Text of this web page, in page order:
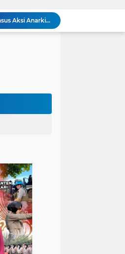
Ditreskrimum Polda Banten Tetapkan Dua Tersangka Kasus Aksi Anarkis dan Penghasutan di Balaraja
Bhabinkamtibmas Polsek Purwakarta Gencarkan Himbauan Dilarang Membakar Sampah Sembarangan Saat Musim Kemarau
Kapolres Cilegon Perkuat Sinergi dengan Pemkot dan Muhammadiyah, Bersama Jaga Cilegon Tetap Aman serta Kondusif